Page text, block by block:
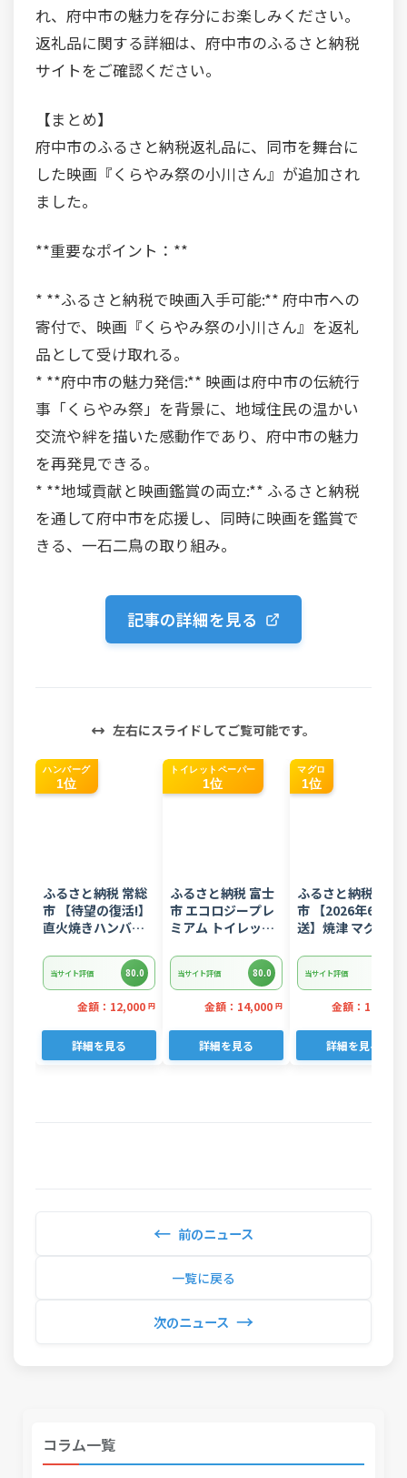
れ、府中市の魅力を存分にお楽しみください。
返礼品に関する詳細は、府中市のふるさと納税
サイトをご確認ください。
【まとめ】
府中市のふるさと納税返礼品に、同市を舞台に
した映画『くらやみ祭の小川さん』が追加され
ました。
**重要なポイント：**
* **ふるさと納税で映画入手可能:** 府中市への
寄付で、映画『くらやみ祭の小川さん』を返礼
品として受け取れる。
* **府中市の魅力発信:** 映画は府中市の伝統行
事「くらやみ祭」を背景に、地域住民の温かい
交流や絆を描いた感動作であり、府中市の魅力
を再発見できる。
* **地域貢献と映画鑑賞の両立:** ふるさと納税
を通して府中市を応援し、同時に映画を鑑賞で
きる、一石二鳥の取り組み。
記事の詳細を見る
左右にスライドしてご覧可能です。
ハンバーグ
1位
ふるさと納税 常総
市 【待望の復活!】
直火焼きハンバー
ス 3kg 22個入り
当サイト評価 80.0
金額：12,000 円
詳細を見る
トイレットペーパー
1位
ふるさと納税 富士
市 エコロジープレ
ミアム トイレット
ロール 日用品 人気
当サイト評価 80.0
金額：14,000 円
詳細を見る
マグロ
1位
ふるさと納税 焼津
市 【2026年6月発
送】焼津 マグロ ネ
ぎとろ(a10-
875202606)
当サイト評価
金額：11,000
詳細を見る
← 前のニュース
一覧に戻る
次のニュース →
コラム一覧